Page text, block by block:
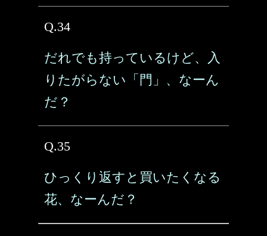
Q.34
だれでも持っているけど、入
りたがらない「門」、なーん
だ？
Q.35
ひっくり返すと買いたくなる
花、なーんだ？